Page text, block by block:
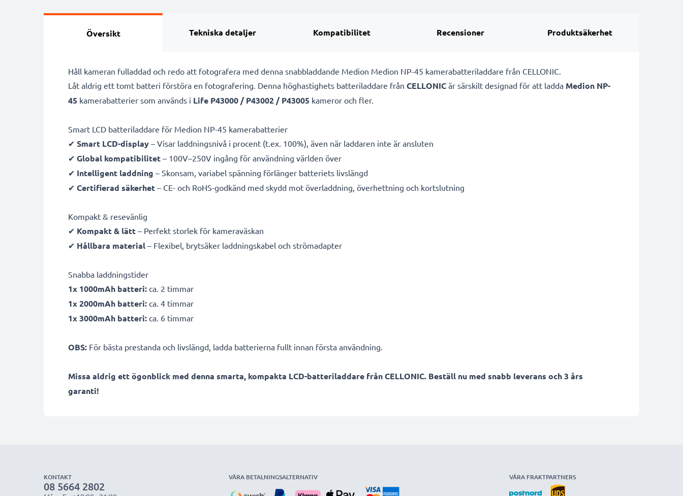
Översikt Tekniska detaljer Kompatibilitet Recensioner Produktsäkerhet
Håll kameran fulladdad och redo att fotografera med denna snabbladdande Medion Medion NP-45 kamerabatteriladdare från CELLONIC.
Låt aldrig ett tomt batteri förstöra en fotografering. Denna höghastighets batteriladdare från CELLONIC är särskilt designad för att ladda Medion NP-
45 kamerabatterier som används i Life P43000 / P43002 / P43005 kameror och fler.
Smart LCD batteriladdare för Medion NP-45 kamerabatterier
✔ Smart LCD-display – Visar laddningsnivå i procent (t.ex. 100%), även när laddaren inte är ansluten
✔ Global kompatibilitet – 100V–250V ingång för användning världen över
✔ Intelligent laddning – Skonsam, variabel spänning förlänger batteriets livslängd
✔ Certifierad säkerhet – CE- och RoHS-godkänd med skydd mot överladdning, överhettning och kortslutning
Kompakt & resevänlig
✔ Kompakt & lätt – Perfekt storlek för kameraväskan
✔ Hållbara material – Flexibel, brytsäker laddningskabel och strömadapter
Snabba laddningstider
1x 1000mAh batteri: ca. 2 timmar
1x 2000mAh batteri: ca. 4 timmar
1x 3000mAh batteri: ca. 6 timmar
OBS: För bästa prestanda och livslängd, ladda batterierna fullt innan första användning.
Missa aldrig ett ögonblick med denna smarta, kompakta LCD-batteriladdare från CELLONIC. Beställ nu med snabb leverans och 3 års
garanti!
KONTAKT
08 5664 2802
VÅRA BETALNINGSALTERNATIV VÅRA FRAKTPARTNERS